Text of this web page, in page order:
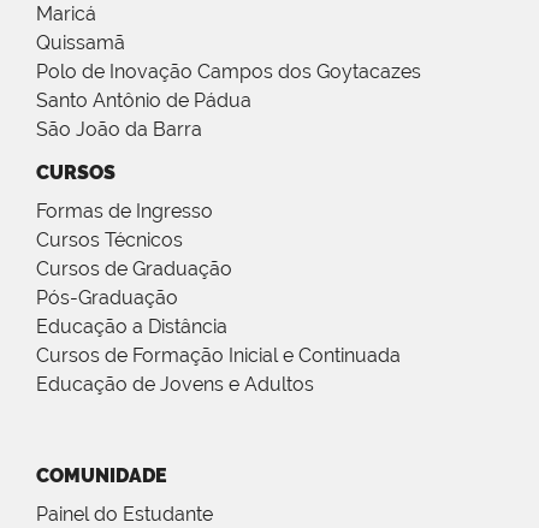
Maricá
Quissamã
Polo de Inovação Campos dos Goytacazes
Santo Antônio de Pádua
São João da Barra
CURSOS
Formas de Ingresso
Cursos Técnicos
Cursos de Graduação
Pós-Graduação
Educação a Distância
Cursos de Formação Inicial e Continuada
Educação de Jovens e Adultos
COMUNIDADE
Painel do Estudante